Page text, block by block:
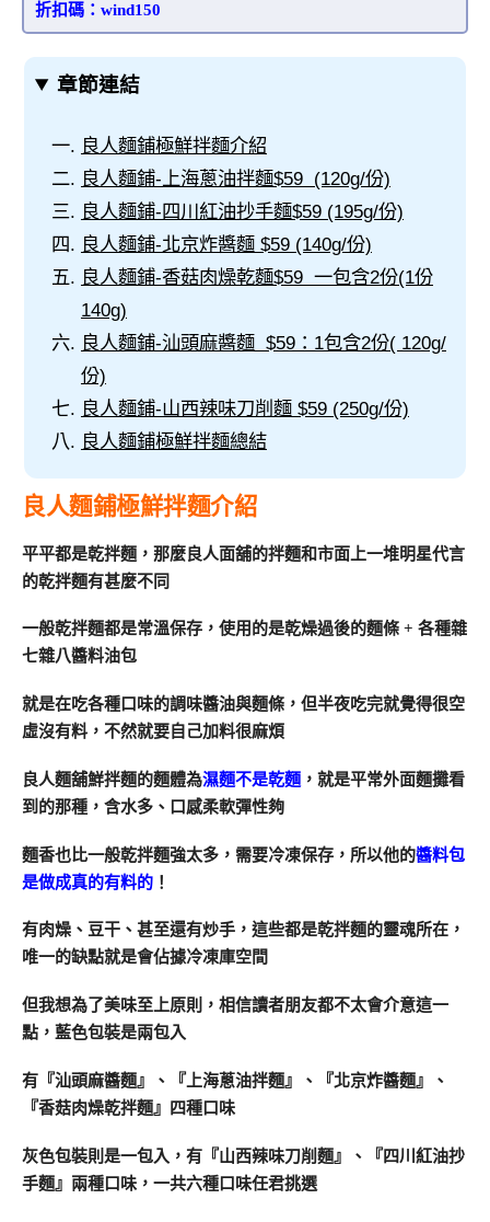
折扣碼：wind150
章節連結
良人麵鋪極鮮拌麵介紹
良人麵鋪-上海蔥油拌麵$59 (120g/份)
良人麵鋪-四川紅油抄手麵$59 (195g/份)
良人麵鋪-北京炸醬麵 $59 (140g/份)
良人麵鋪-香菇肉燥乾麵$59 一包含2份(1份
140g)
良人麵鋪-汕頭麻醬麵 $59：1包含2份( 120g/
份)
良人麵鋪-山西辣味刀削麵 $59 (250g/份)
良人麵鋪極鮮拌麵總結
良人麵鋪極鮮拌麵介紹
平平都是乾拌麵，那麼良人面舖的拌麵和市面上一堆明星代言
的乾拌麵有甚麼不同
一般乾拌麵都是常溫保存，使用的是乾燥過後的麵條 + 各種雜
七雜八醬料油包
就是在吃各種口味的調味醬油與麵條，但半夜吃完就覺得很空
虛沒有料，不然就要自己加料很麻煩
良人麵舖鮮拌麵的麵體為濕麵不是乾麵 ，就是平常外面麵攤看
到的那種，含水多、口感柔軟彈性夠
麵香也比一般乾拌麵強太多，需要冷凍保存，所以他的醬料包
是做成真的有料的 ！
有肉燥、豆干、甚至還有炒手，這些都是乾拌麵的靈魂所在，
唯一的缺點就是會佔據冷凍庫空間
但我想為了美味至上原則，相信讀者朋友都不太會介意這一
點，藍色包裝是兩包入
有『汕頭麻醬麵』、『上海蔥油拌麵』、『北京炸醬麵』、
『香菇肉燥乾拌麵』四種口味
灰色包裝則是一包入，有『山西辣味刀削麵』、『四川紅油抄
手麵』兩種口味，一共六種口味任君挑選